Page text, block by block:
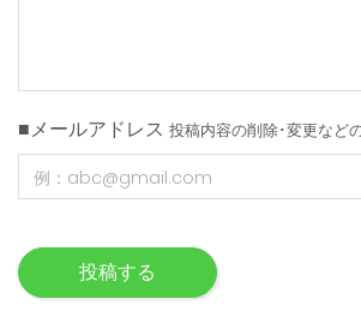
■メールアドレス 投稿内容の削除･変更など
投稿する